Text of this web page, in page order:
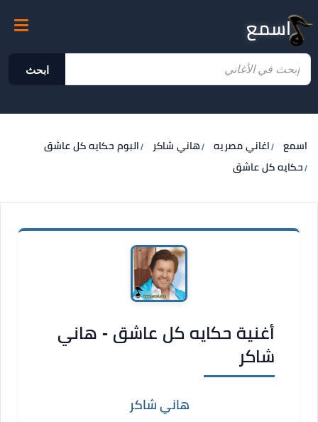
اسمع
ابحث
اسمع اغاني مصريه هاني شاكر
البوم حكايه كل عاشق
حكايه كل عاشق
أغنية حكايه كل عاشق - هاني
شاكر
هاني شاكر